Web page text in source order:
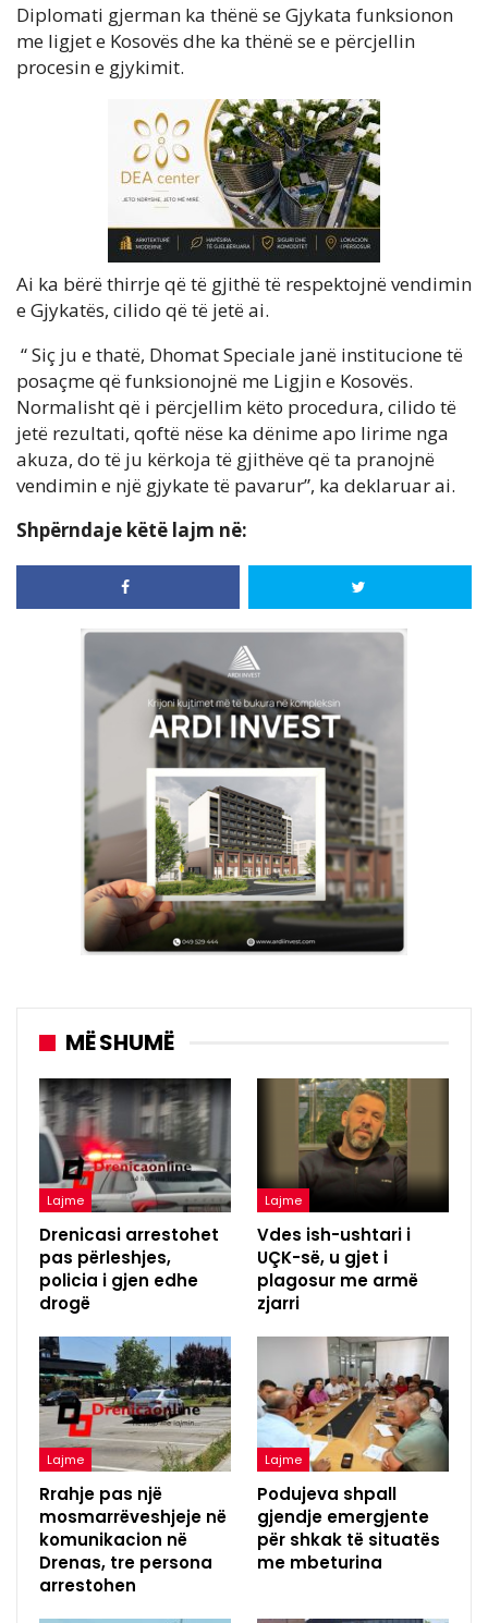
Diplomati gjerman ka thënë se Gjykata funksionon
me ligjet e Kosovës dhe ka thënë se e përcjellin
procesin e gjykimit.
Ai ka bërë thirrje që të gjithë të respektojnë vendimin
e Gjykatës, cilido që të jetë ai.
“ Siç ju e thatë, Dhomat Speciale janë institucione të
posaçme që funksionojnë me Ligjin e Kosovës.
Normalisht që i përcjellim këto procedura, cilido të
jetë rezultati, qoftë nëse ka dënime apo lirime nga
akuza, do të ju kërkoja të gjithëve që ta pranojnë
vendimin e një gjykate të pavarur”, ka deklaruar ai.
Shpërndaje këtë lajm në:
MË SHUMË
Lajme
Drenicasi arrestohet
pas përleshjes,
policia i gjen edhe
drogë
Lajme
Vdes ish-ushtari i
UÇK-së, u gjet i
plagosur me armë
zjarri
Lajme
Rrahje pas një
mosmarrëveshjeje në
komunikacion në
Drenas, tre persona
arrestohen
Lajme
Podujeva shpall
gjendje emergjente
për shkak të situatës
me mbeturina